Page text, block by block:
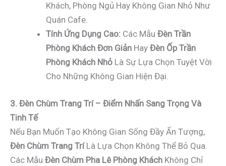
Khách, Phòng Ngủ Hay Không Gian Nhỏ Như
Quán Cafe.
Tính Ứng Dụng Cao: Các Mẫu Đèn Trần
Phòng Khách Đơn Giản Hay Đèn Ốp Trần
Phòng Khách Nhỏ Là Sự Lựa Chọn Tuyệt Vời
Cho Những Không Gian Hiện Đại.
3. Đèn Chùm Trang Trí – Điểm Nhấn Sang Trọng Và
Tinh Tế
Nếu Bạn Muốn Tạo Không Gian Sống Đầy Ấn Tượng,
Đèn Chùm Trang TríLà Lựa Chọn Không Thể Bỏ Qua.
Các Mẫu Đèn Chùm Pha Lê Phòng Khách Không Chỉ